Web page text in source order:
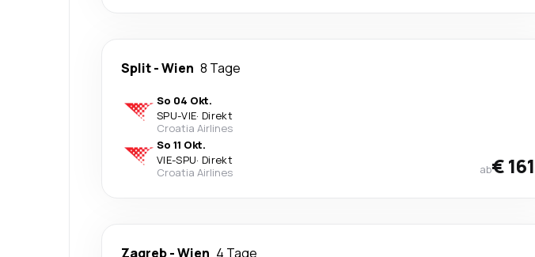
Split-Wien 8 Tage
So 04 Okt.
SPU-VIE· Direkt
Croatia Airlines
So 11 Okt.
VIE-SPU· Direkt
Croatia Airlines
ab€ 161
Zagreb-Wien 4 Tage